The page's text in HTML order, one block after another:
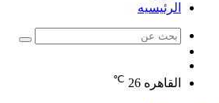
الرئيسيه
بحث
عشوائي
القاهره 26
℃